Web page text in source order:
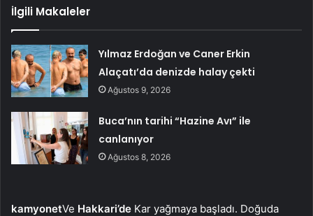
İlgili Makaleler
Yılmaz Erdoğan ve Caner Erkin
Alaçatı’da denizde halay çekti
Ağustos 9, 2026
Buca’nın tarihi “Hazine Avı” ile
canlanıyor
Ağustos 8, 2026
kamyonetVe Hakkari’de Kar yağmaya başladı. Doğuda